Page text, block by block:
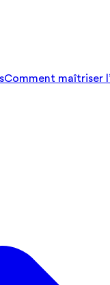
Comment maîtriser